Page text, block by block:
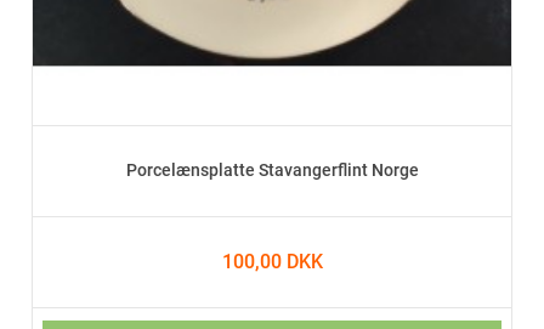
Porcelænsplatte Stavangerflint Norge
100,00 DKK